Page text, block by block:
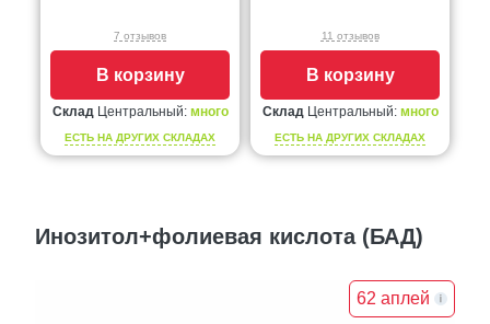
7 отзывов
В корзину
СкладЦентральный: много
ЕСТЬ НА ДРУГИХ СКЛАДАХ
11 отзывов
В корзину
СкладЦентральный: много
ЕСТЬ НА ДРУГИХ СКЛАДАХ
Инозитол+фолиевая кислота (БАД)
62 аплей